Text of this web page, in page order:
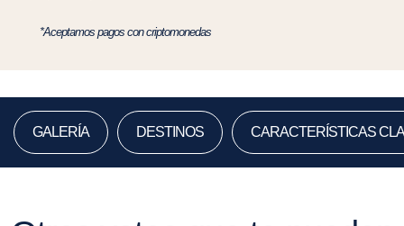
*Aceptamos pagos con criptomonedas
GALERÍA DESTINOS CARACTERÍSTICAS